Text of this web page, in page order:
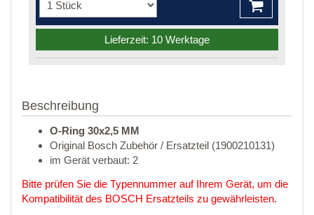
Lieferzeit: 10 Werktage
Beschreibung
O-Ring 30x2,5 MM
Original Bosch Zubehör / Ersatzteil (1900210131)
im Gerät verbaut: 2
Bitte prüfen Sie die Typennummer auf Ihrem Gerät, um die
Kompatibilität des BOSCH Ersatzteils zu gewährleisten.